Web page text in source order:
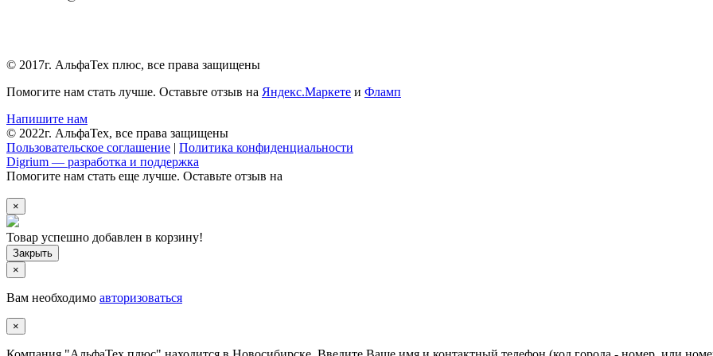
© 2017г. АльфаТех плюс, все права защищены
Помогите нам стать лучше. Оставьте отзыв на Яндекс.Маркете и Фламп
Напишите нам
© 2022г. АльфаТех, все права защищены
Пользовательское соглашение | Политика конфиденциальности
Digrium — разработка и поддержка
Помогите нам стать еще лучше. Оставьте отзыв на
×
Товар успешно добавлен в корзину!
×
Вам необходимо авторизоваться
×